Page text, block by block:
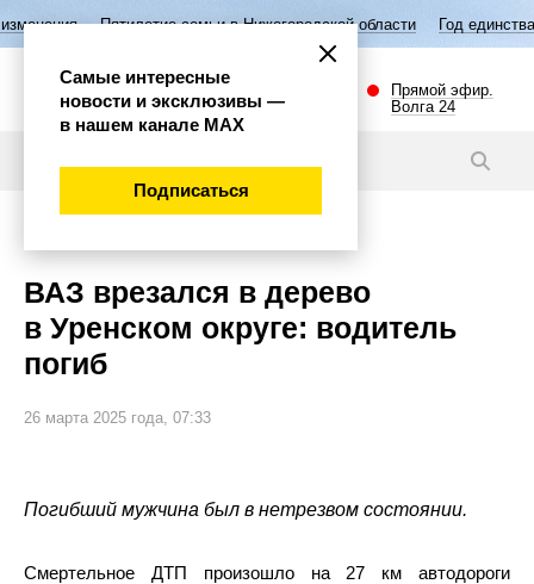
семьи в Нижегородской области Год единства народов России
Прямой эфир.
Волга 24
ВАЗ врезался в дерево
в Уренском округе: водитель
погиб
26 марта 2025 года, 07:33
Погибший мужчина был в нетрезвом состоянии.
Смертельное ДТП произошло на 27 км автодороги
Самые интересные
новости и эксклюзивы —
в нашем канале МАХ
Подписаться